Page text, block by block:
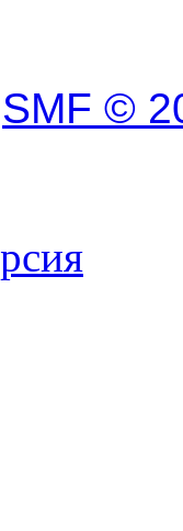
SMF ©